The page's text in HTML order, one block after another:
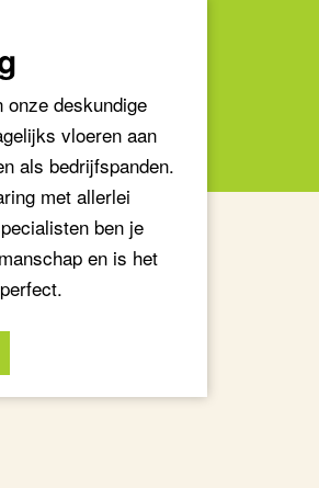
onze deskundige
vloeren aan
als bedrijfspanden.
met allerlei
ben je
en is het